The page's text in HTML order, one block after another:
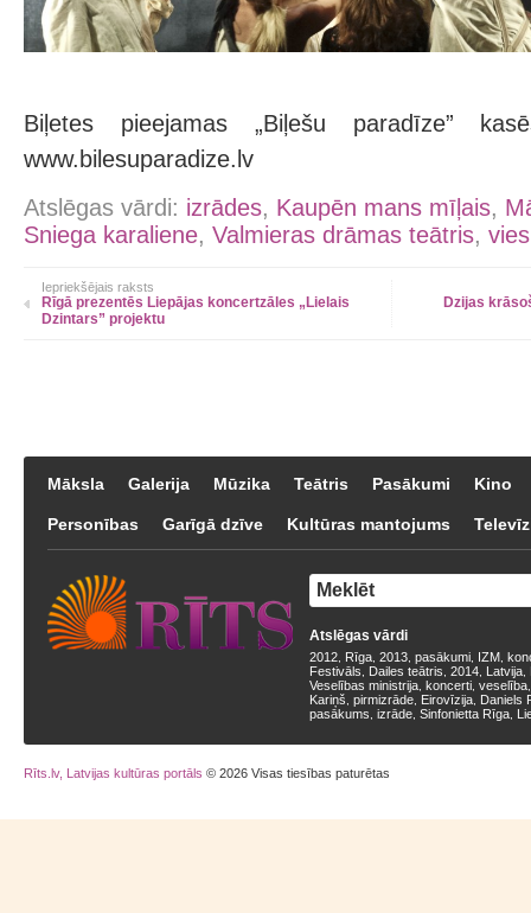
Biļetes pieejamas „Biļešu paradīze”
www.bilesuparadize.lv
Atslēgas vārdi: izrādes, Kaupēn mans mīļais,
Sniega karaliene, Valmieras drāmas teātris,
Iepriekšējais raksts
Rīgā prezentēs Liepājas koncertzāles „Lielais
Dzintars” projektu
Dzijas
Māksla Galerija Mūzika Teātris Pasākumi Kino
Personības Garīgā dzīve Kultūras mantojums
Atslēgas vārdi
2012 Rīga 2013 pasākumi IZM
Festivāls
Dailes teātris 2014 Latvija
Veselības ministrija koncerti veselība
Kariņš pirmizrāde Eirovīzija Daniels
pasākums izrāde Sinfonietta Rīga
Rīts.lv, Latvijas kultūras portāls © 2026 Visas tiesības paturētas